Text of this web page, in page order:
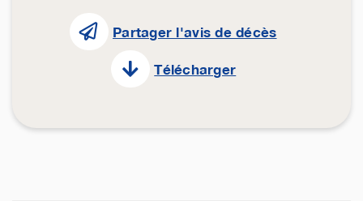
Partager l'avis de décès
Télécharger